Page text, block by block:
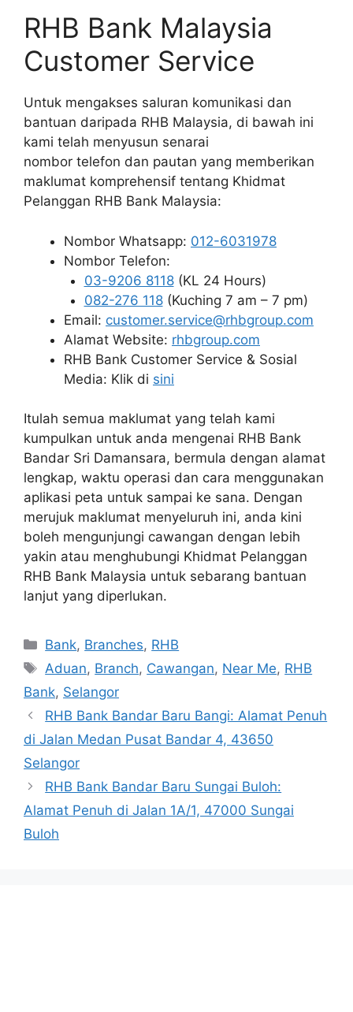
RHB Bank Malaysia
Customer Service
Untuk mengakses saluran komunikasi dan
bantuan daripada RHB Malaysia, di bawah ini
kami telah menyusun senarai
nombor telefon dan pautan yang memberikan
maklumat komprehensif tentang Khidmat
Pelanggan RHB Bank Malaysia:
Nombor Whatsapp: 012-6031978
Nombor Telefon:
03-9206 8118(KL 24 Hours)
082-276 118(Kuching 7 am – 7 pm)
Email: customer.service@rhbgroup.com
Alamat Website: rhbgroup.com
RHB Bank Customer Service & Sosial
Media: Klik di sini
Itulah semua maklumat yang telah kami
kumpulkan untuk anda mengenai RHB Bank
Bandar Sri Damansara, bermula dengan alamat
lengkap, waktu operasi dan cara menggunakan
aplikasi peta untuk sampai ke sana. Dengan
merujuk maklumat menyeluruh ini, anda kini
boleh mengunjungi cawangan dengan lebih
yakin atau menghubungi Khidmat Pelanggan
RHB Bank Malaysia untuk sebarang bantuan
lanjut yang diperlukan.
Categories
Bank, Branches, RHB
Tags
Aduan, Branch, Cawangan, Near Me, RHB
Bank, Selangor
RHB Bank Bandar Baru Bangi: Alamat Penuh
di Jalan Medan Pusat Bandar 4, 43650
Selangor
RHB Bank Bandar Baru Sungai Buloh:
Alamat Penuh di Jalan 1A/1, 47000 Sungai
Buloh